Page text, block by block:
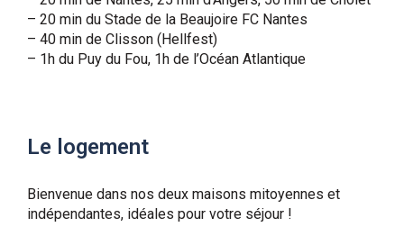
– 20 min du Stade de la Beaujoire FC Nantes
– 40 min de Clisson (Hellfest)
– 1h du Puy du Fou, 1h de l’Océan Atlantique
Le logement
Bienvenue dans nos deux maisons mitoyennes et
indépendantes, idéales pour votre séjour !